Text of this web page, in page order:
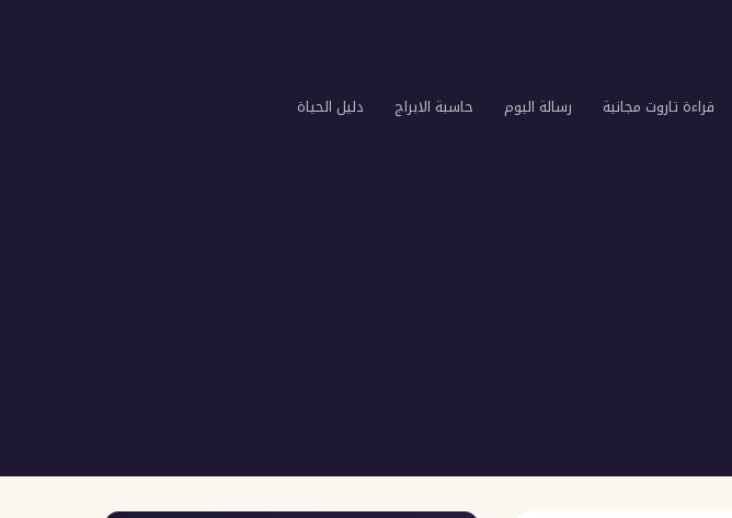
قراءة تاروت مجانية رسالة اليوم حاسبة الابراج دليل الحياة